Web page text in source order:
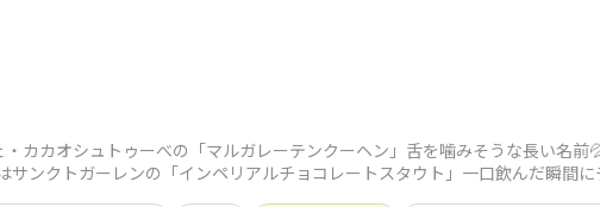
カカオシュトゥーべの「マルガレーテンクーヘン」舌を噛みそうな長い名前
サンクトガーレンの「インペリアルチョコレートスタウト」一口飲んだ瞬間